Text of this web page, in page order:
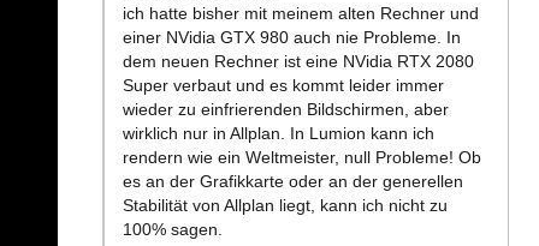
ich hatte bisher mit meinem alten Rechner und
einer NVidia GTX 980 auch nie Probleme. In
dem neuen Rechner ist eine NVidia RTX 2080
Super verbaut und es kommt leider immer
wieder zu einfrierenden Bildschirmen, aber
wirklich nur in Allplan. In Lumion kann ich
rendern wie ein Weltmeister, null Probleme! Ob
es an der Grafikkarte oder an der generellen
Stabilität von Allplan liegt, kann ich nicht zu
100% sagen.